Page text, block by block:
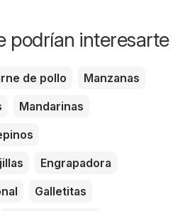
podrían interesarte
de pollo
Manzanas
Mandarinas
Engrapadora
Galletitas